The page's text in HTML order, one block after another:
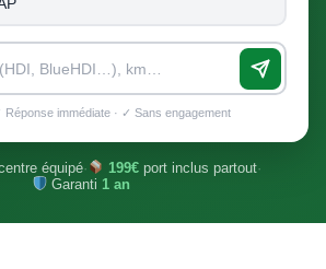
immédiate · ✓ Sans engagement
équipé· 199€port inclus partout·
Garanti1 an